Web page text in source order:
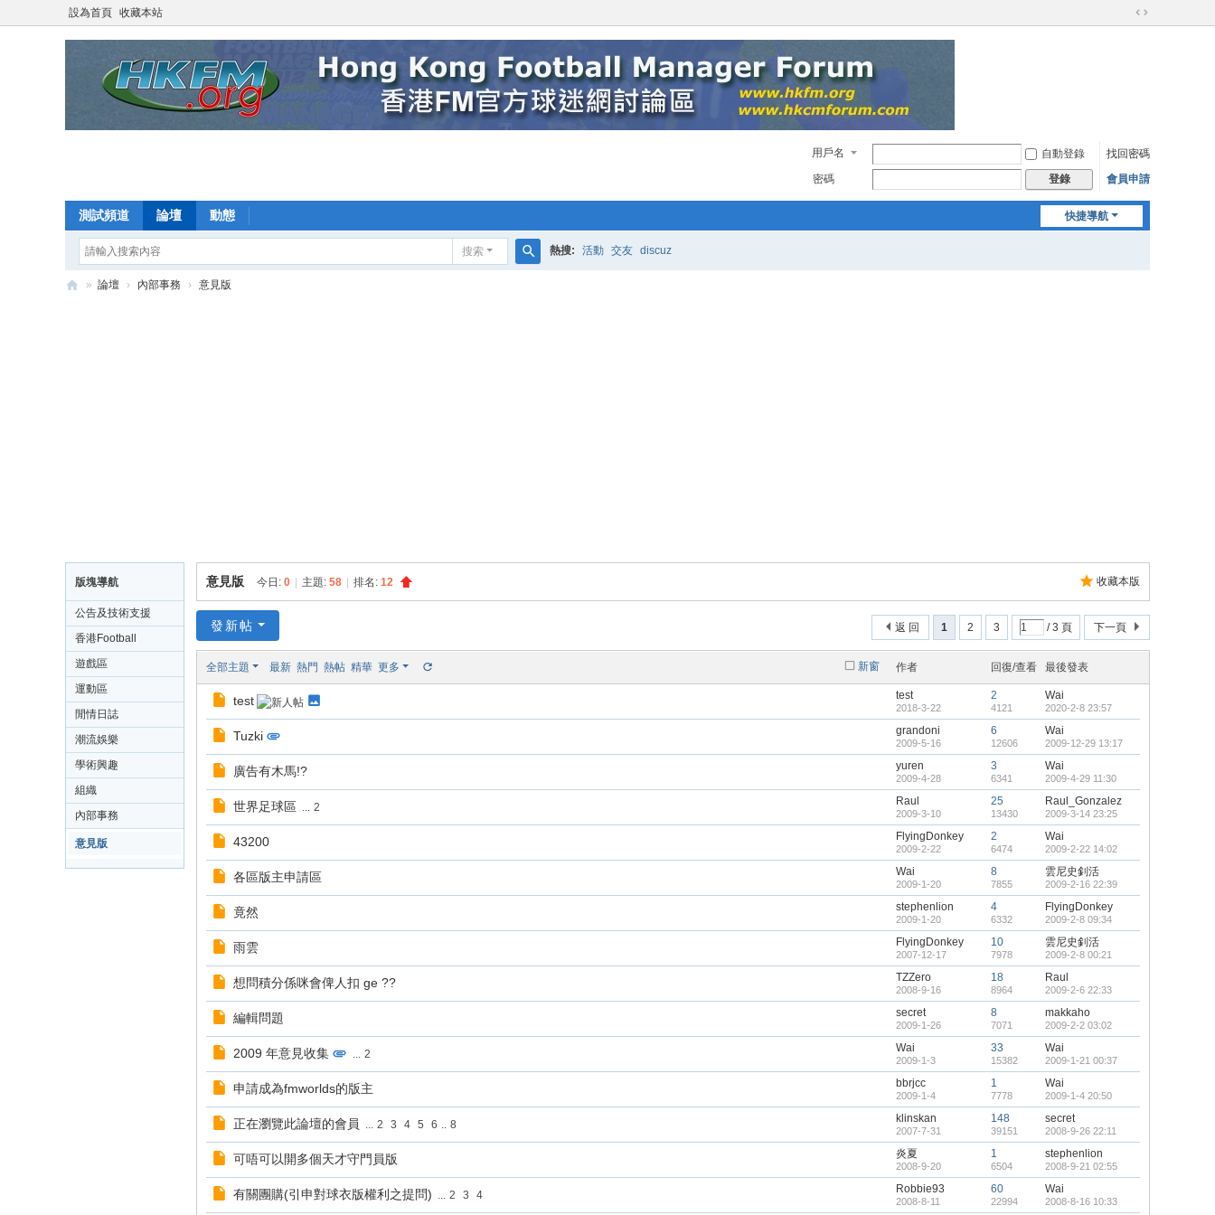
設為首頁 收藏本站
切
用戶名 自動登錄
找回密碼
密碼
登錄 會員申請
快捷導航
測試頻道 論壇 動態
搜索 熱搜: 活動 交友 discuz
p;
a
m
p;
a
m
p;
a
m
p;
» 論壇 › 內部事務 › 意見版
版塊導航
公告及技術支援
香港Football
Manager 官方討論
版
遊戲區
運動區
閒情日誌
潮流娛樂
學術興趣
組織
內部事務
意見版
收藏本版
意見版 今日: 0 主題: 58 排名: 12
1 2 3 / 3 頁 下一頁
返 回
發新帖
新窗
全部主題 最新 熱門 熱帖 精華 更多 作者 回復/查看 最後發表
test test
2018-3-22
2
4121
Wai
2020-2-8 23:57
Tuzki grandoni
2009-5-16
6
12606
Wai
2009-12-29 13:17
廣告有木馬!? yuren
2009-4-28
3
6341
Wai
2009-4-29 11:30
世界足球區 ... 2 Raul
2009-3-10
25
13430
Raul_Gonzalez
2009-3-14 23:25
43200 FlyingDonkey
2009-2-22
2
6474
Wai
2009-2-22 14:02
各區版主申請區 Wai
2009-1-20
8
7855
雲尼史釗活
2009-2-16 22:39
竟然 stephenlion
2009-1-20
4
6332
FlyingDonkey
2009-2-8 09:34
雨雲 FlyingDonkey
2007-12-17
10
7978
雲尼史釗活
2009-2-8 00:21
想問積分係咪會俾人扣 ge ?? TZZero
2008-9-16
18
8964
Raul
2009-2-6 22:33
編輯問題 secret
2009-1-26
8
7071
makkaho
2009-2-2 03:02
2009 年意見收集 ... 2 Wai
2009-1-3
33
15382
Wai
2009-1-21 00:37
申請成為fmworlds的版主 bbrjcc
2009-1-4
1
7778
Wai
2009-1-4 20:50
正在瀏覽此論壇的會員 ... 2 3 4 5 6 .. 8 klinskan
2007-7-31
148
39151
secret
2008-9-26 22:11
可唔可以開多個天才守門員版 炎夏
2008-9-20
1
6504
stephenlion
2008-9-21 02:55
有關團購(引申對球衣版權利之提問) ... 2 3 4 Robbie93
2008-8-11
60
22994
Wai
2008-8-16 10:33